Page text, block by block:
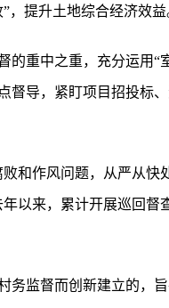
提升土地综合经济效益
的重中之重，充分运用“
导，紧盯项目招投标、
和作风问题，从严从快
以来，累计开展巡回督
务监督而创新建立的，